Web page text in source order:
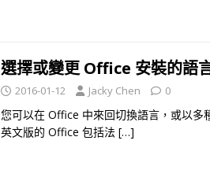
選擇或變更 Office 安裝的語
2016-01-12 Jacky Chen 0
您可以在 Office 中來回切換語言，或以多
英文版的 Office 包括法 […]